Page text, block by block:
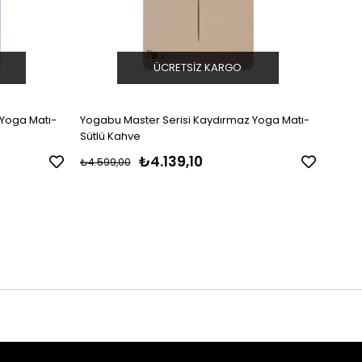
Matı-
Yogabu Master Serisi Kaydırmaz Yoga Matı-
Sütlü Kahve
₺4.139,10
₺4.599,00
ÜCRETSIZ KARGO